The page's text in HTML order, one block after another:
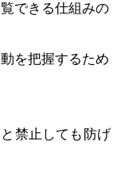
できる仕組みの
を把握するため
禁止しても防げ